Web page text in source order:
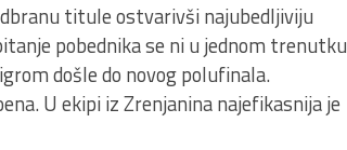
titule ostvarivši najubedljiviju
pobednika se ni u jednom trenutku
došle do novog polufinala.
U ekipi iz Zrenjanina najefikasnija je